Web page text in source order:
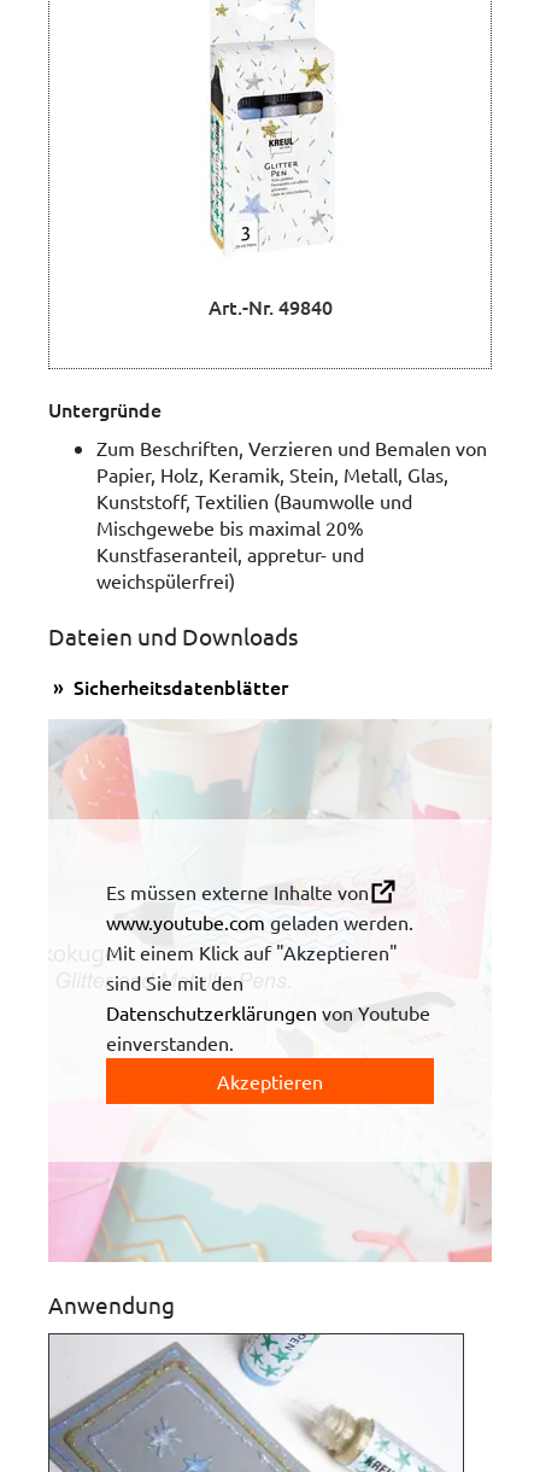
Art.-Nr. 49840
Untergründe
Zum Beschriften, Verzieren und Bemalen von
Papier, Holz, Keramik, Stein, Metall, Glas,
Kunststoff, Textilien (Baumwolle und
Mischgewebe bis maximal 20%
Kunstfaseranteil, appretur- und
weichspülerfrei)
Dateien und Downloads
Sicherheitsdatenblätter
Es müssen externe Inhalte von
www.youtube.com geladen werden.
Mit einem Klick auf "Akzeptieren"
sind Sie mit den
Datenschutzerklärungen von Youtube
einverstanden.
Akzeptieren
Anwendung